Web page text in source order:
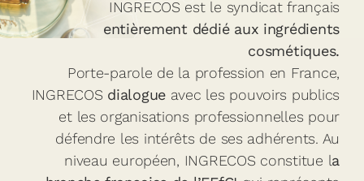
INGRECOS est le syndicat français
entièrement dédié aux ingrédients
cosmétiques.
Porte-parole de la profession en France,
INGRECOS dialogue avec les pouvoirs publics
et les organisations professionnelles pour
défendre les intérêts de ses adhérents. Au
niveau européen, INGRECOS constitue la